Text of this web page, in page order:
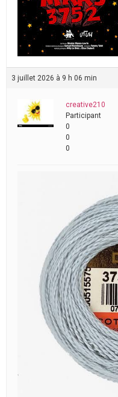
3 juillet 2026 à 9 h 06 min
creative210
Participant
0
0
0